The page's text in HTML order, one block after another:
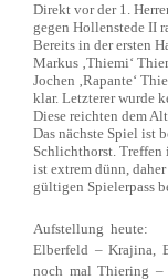
Direkt vor der 1.
gegen Hollenstede II
Bereits in der ersten
Markus ‚Thiemi‘
Jochen ‚Rapante‘
klar. Letzterer wurde
Diese reichten dem
Das nächste Spiel ist
Schlichthorst. Treffen
ist extrem dünn,
gültigen Spielerpass
Aufstellung heute:
Elberfeld – Krajina,
noch mal Thiering –